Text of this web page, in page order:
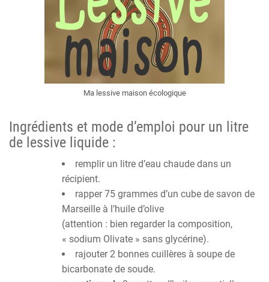
Ma lessive maison écologique
Ingrédients et mode d’emploi pour un litre
de lessive liquide :
remplir un litre d’eau chaude dans un
récipient.
rapper 75 grammes d’un cube de savon de
Marseille à l’huile d’olive
(attention : bien regarder la composition,
« sodium Olivate » sans glycérine).
rajouter 2 bonnes cuillères à soupe de
bicarbonate de soude.